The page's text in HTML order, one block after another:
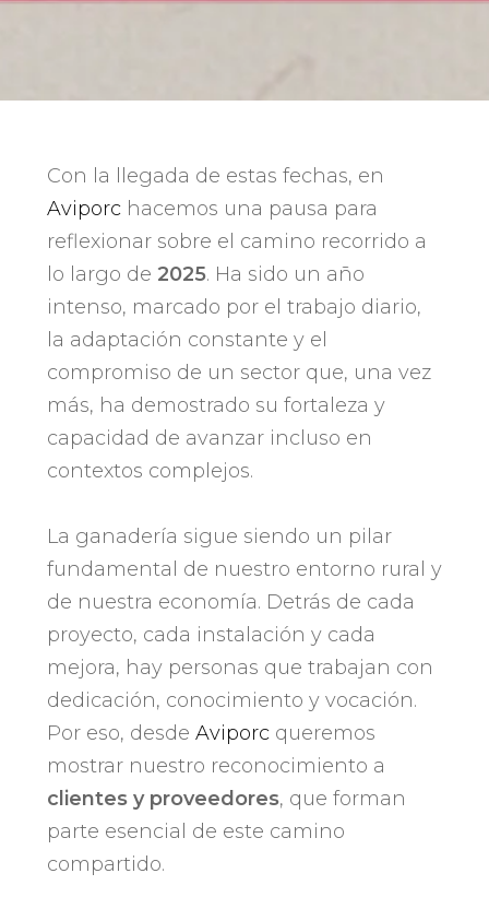
Con la llegada de estas fechas, en
Aviporchacemos una pausa para
reflexionar sobre el camino recorrido a
lo largo de 2025. Ha sido un año
intenso, marcado por el trabajo diario,
la adaptación constante y el
compromiso de un sector que, una vez
más, ha demostrado su fortaleza y
capacidad de avanzar incluso en
contextos complejos.
La ganadería sigue siendo un pilar
fundamental de nuestro entorno rural y
de nuestra economía. Detrás de cada
proyecto, cada instalación y cada
mejora, hay personas que trabajan con
dedicación, conocimiento y vocación.
Por eso, desde Aviporcqueremos
mostrar nuestro reconocimiento a
clientes y proveedores, que forman
parte esencial de este camino
compartido.